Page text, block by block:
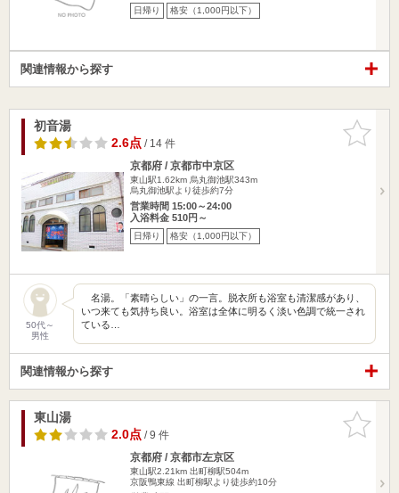
日帰り 格安（1,000円以下）
関連情報から探す
お気に入
りに追加
初音湯
2.6点/ 14 件
京都府 / 京都市中京区
東山駅1.62km 烏丸御池駅343m
烏丸御池駅より徒歩約7分
営業時間 15:00～24:00
入浴料金 510円～
日帰り 格安（1,000円以下）
50代～
男性
名湯。「素晴らしい」の一言。脱衣所も浴室も清潔感があり、
いつ来ても気持ち良い。浴室は全体に明るく淡い色調で統一され
ている…
関連情報から探す
お気に入
りに追加
東山湯
2.0点/ 9 件
京都府 / 京都市左京区
東山駅2.21km 出町柳駅504m
京阪鴨東線 出町柳駅より徒歩約10分